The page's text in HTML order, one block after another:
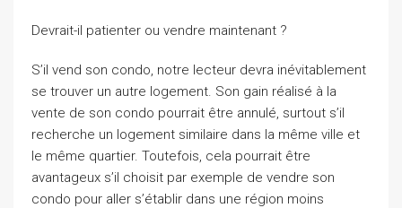
Devrait-il patienter ou vendre maintenant ?
S’il vend son condo, notre lecteur devra inévitablement
se trouver un autre logement. Son gain réalisé à la
vente de son condo pourrait être annulé, surtout s’il
recherche un logement similaire dans la même ville et
le même quartier. Toutefois, cela pourrait être
avantageux s’il choisit par exemple de vendre son
condo pour aller s’établir dans une région moins